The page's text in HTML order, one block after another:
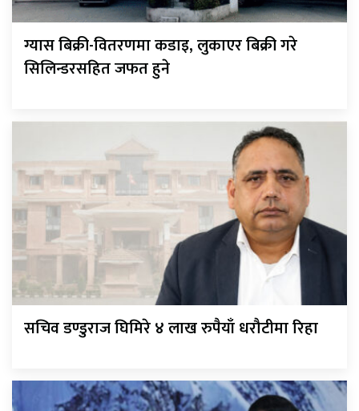
ग्यास बिक्री-वितरणमा कडाइ, लुकाएर बिक्री गरे
सिलिन्डरसहित जफत हुने
सचिव डण्डुराज घिमिरे ४ लाख रुपैयाँ धरौटीमा रिहा